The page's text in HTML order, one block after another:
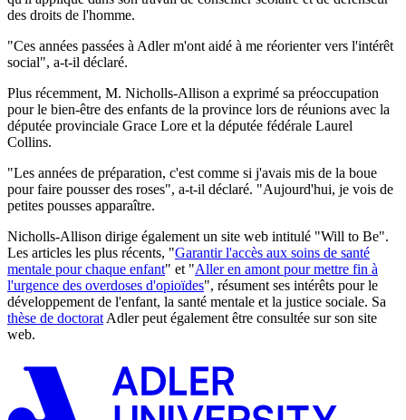
des droits de l'homme.
"Ces années passées à Adler m'ont aidé à me réorienter vers l'intérêt
social", a-t-il déclaré.
Plus récemment, M. Nicholls-Allison a exprimé sa préoccupation
pour le bien-être des enfants de la province lors de réunions avec la
députée provinciale Grace Lore et la députée fédérale Laurel
Collins.
"Les années de préparation, c'est comme si j'avais mis de la boue
pour faire pousser des roses", a-t-il déclaré. "Aujourd'hui, je vois de
petites pousses apparaître.
Nicholls-Allison dirige également un site web intitulé "Will to Be".
Les articles les plus récents, "Garantir l'accès aux soins de santé
mentale pour chaque enfant" et "Aller en amont pour mettre fin à
l'urgence des overdoses d'opioïdes", résument ses intérêts pour le
développement de l'enfant, la santé mentale et la justice sociale. Sa
thèse de doctorat Adler peut également être consultée sur son site
web.